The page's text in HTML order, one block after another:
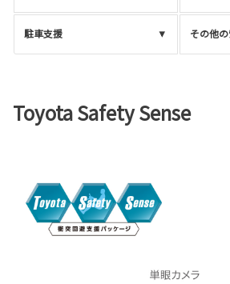
駐車支援 その他
Toyota Safety Sense